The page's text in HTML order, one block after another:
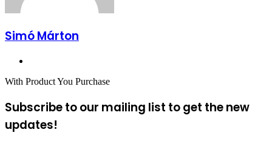
Simó Márton
With Product You Purchase
Subscribe to our mailing list to get the new
updates!